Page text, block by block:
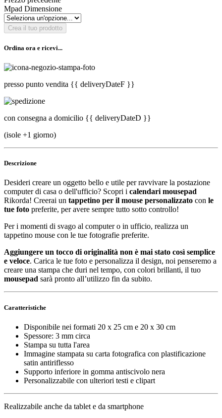
Mpad Dimensione
Crea il tuo prodotto
Ordina ora e ricevi...
presso punto vendita {{ deliveryDateF }}
con consegna a domicilio {{ deliveryDateD }}
(isole +1 giorno)
Descrizione
Desideri creare un oggetto bello e utile per ravvivare la postazione
computer di casa o dell'ufficio? Scopri i calendari mousepad
Rikorda! Creerai un tappetino per il mouse personalizzato con le
tue foto preferite, per avere sempre tutto sotto controllo!
Per i momenti di svago al computer o in ufficio, realizza un
tappetino mouse con le tue fotografie preferite.
Aggiungere un tocco di originalità non è mai stato così semplice
e veloce. Carica le tue foto e personalizza il design, noi penseremo a
creare una stampa che duri nel tempo, con colori brillanti, il tuo
mousepad sarà pronto all’utilizzo fin da subito.
Caratteristiche
Disponibile nei formati 20 x 25 cm e 20 x 30 cm
Spessore: 3 mm circa
Stampa su tutta l'area
Immagine stampata su carta fotografica con plastificazione
satin antiriflesso
Supporto inferiore in gomma antiscivolo nera
Personalizzabile con ulteriori testi e clipart
Realizzabile anche da tablet e da smartphone